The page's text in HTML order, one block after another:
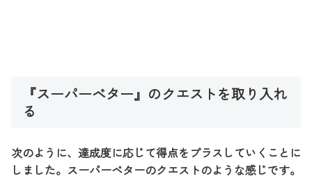
『スーパーベター』のクエストを取り入れ
る
次のように、達成度に応じて得点をプラスしていくことに
しました。スーパーベターのクエストのような感じです。